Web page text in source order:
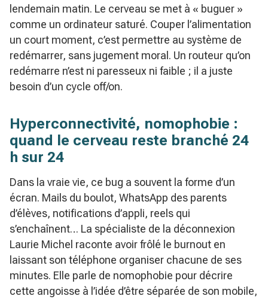
lendemain matin. Le cerveau se met à « buguer »
comme un ordinateur saturé. Couper l’alimentation
un court moment, c’est permettre au système de
redémarrer, sans jugement moral. Un routeur qu’on
redémarre n’est ni paresseux ni faible ; il a juste
besoin d’un cycle off/on.
Hyperconnectivité, nomophobie :
quand le cerveau reste branché 24
h sur 24
Dans la vraie vie, ce bug a souvent la forme d’un
écran. Mails du boulot, WhatsApp des parents
d’élèves, notifications d’appli, reels qui
s’enchaînent… La spécialiste de la déconnexion
Laurie Michel raconte avoir frôlé le burnout en
laissant son téléphone organiser chacune de ses
minutes. Elle parle de nomophobie pour décrire
cette angoisse à l’idée d’être séparée de son mobile,